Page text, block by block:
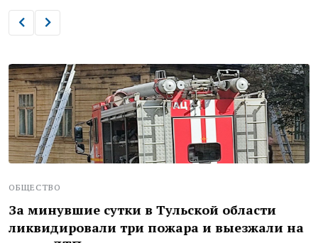
ОБЩЕСТВО
За минувшие сутки в Тульской области
ликвидировали три пожара и выезжали на